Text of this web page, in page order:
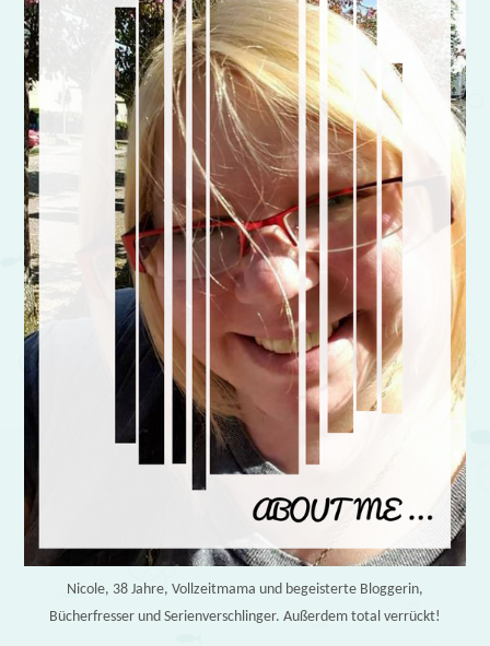
Nicole, 38 Jahre, Vollzeitmama und begeisterte Bloggerin,
Bücherfresser und Serienverschlinger. Außerdem total verrückt!